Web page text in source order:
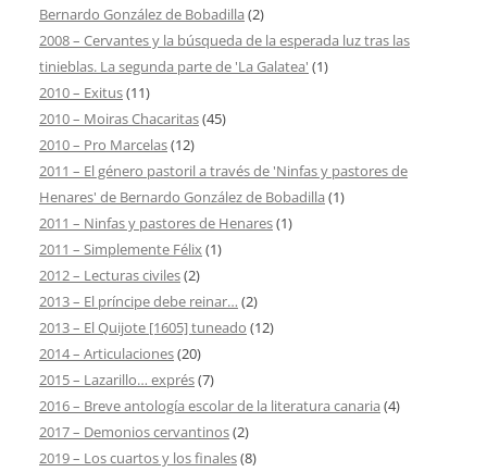
Bernardo González de Bobadilla (2)
2008 – Cervantes y la búsqueda de la esperada luz tras las
tinieblas. La segunda parte de 'La Galatea' (1)
2010 – Exitus(11)
2010 – Moiras Chacaritas(45)
2010 – Pro Marcelas(12)
2011 – El género pastoril a través de 'Ninfas y pastores de
Henares' de Bernardo González de Bobadilla (1)
2011 – Ninfas y pastores de Henares(1)
2011 – Simplemente Félix(1)
2012 – Lecturas civiles(2)
2013 – El príncipe debe reinar… (2)
2013 – El Quijote [1605] tuneado (12)
2014 – Articulaciones(20)
2015 – Lazarillo… exprés(7)
2016 – Breve antología escolar de la literatura canaria (4)
2017 – Demonios cervantinos(2)
2019 – Los cuartos y los finales(8)